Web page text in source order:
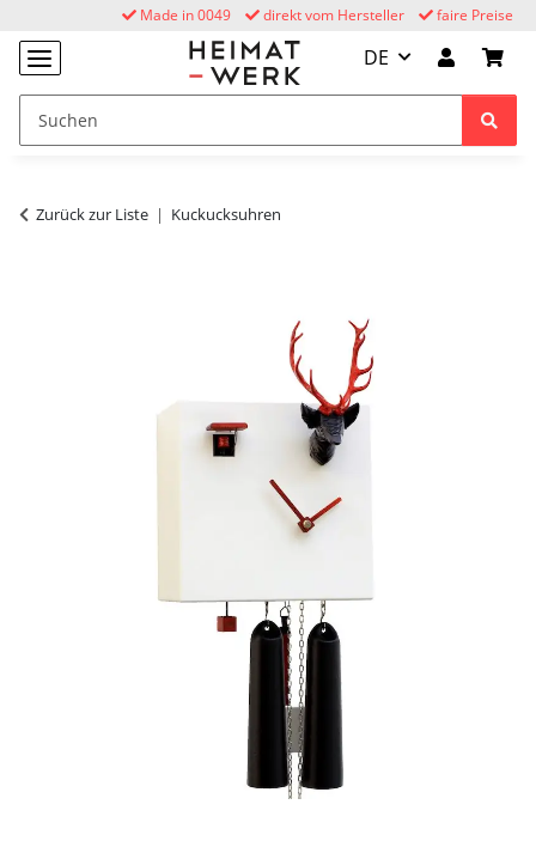
faire Preise
direkt vom Hersteller
Made in 0049
DE
Zurück zur Liste Kuckucksuhren